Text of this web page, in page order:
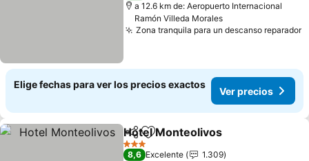
a 12.6 km de: Aeropuerto Internacional
Ramón Villeda Morales
Zona tranquila para un descanso reparador
Elige fechas para ver los precios exactos
Ver precios
CompartirAgregar a favoritos
Hotel Monteolivos
3 Estrellas
8,6 Excelente
1.309